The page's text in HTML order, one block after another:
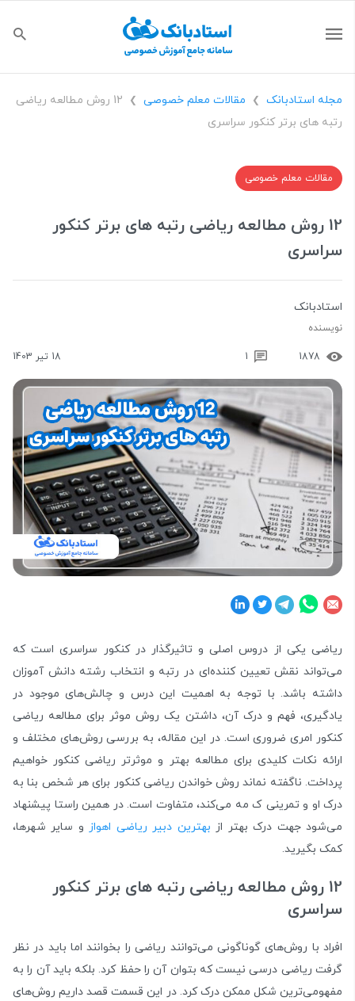
مجله استادبانک ❯ مقالات معلم خصوصی ❯
12 روش مطالعه ریاضی
رتبه های برتر کنکور سراسری
مقالات معلم خصوصی
12 روش مطالعه ریاضی رتبه های برتر کنکور
سراسری
استادبانک
نویسنده
1878
1 18 تیر 1403
ریاضی یکی از دروس اصلی و تاثیرگذار در کنکور سراسری است که
می‌تواند نقش تعیین کننده‌ای در رتبه و انتخاب رشته دانش آموزان
داشته باشد. با توجه به اهمیت این درس و چالش‌های موجود در
یادگیری، فهم و درک آن، داشتن یک روش موثر برای مطالعه ریاضی
کنکور امری ضروری است. در این مقاله، به بررسی روش‌های مختلف و
ارائه نکات کلیدی برای مطالعه بهتر و موثرتر ریاضی کنکور خواهیم
پرداخت. ناگفته نماند روش خواندن ریاضی کنکور برای هر شخص بنا به
درک او و تمرینی ک مه می‌کند، متفاوت است. در همین راستا پیشنهاد
می‌شود جهت درک بهتر از بهترین دبیر ریاضی اهواز و سایر شهرها،
کمک بگیرید.
12 روش مطالعه ریاضی رتبه های برتر کنکور
سراسری
افراد با روش‌های گوناگونی می‌توانند ریاضی را بخوانند اما باید در نظر
گرفت ریاضی درسی نیست که بتوان آن را حفظ کرد. بلکه باید آن را به
مفهومی‌ترین شکل ممکن درک کرد. در این قسمت قصد داریم روش‌های